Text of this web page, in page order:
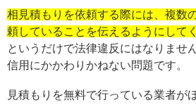
相見積もりを依頼する際には、複数
頼していることを伝えるようにして
というだけで法律違反にはなりませ
信用にかかわりかねない問題です。
見積もりを無料で行っている業者が